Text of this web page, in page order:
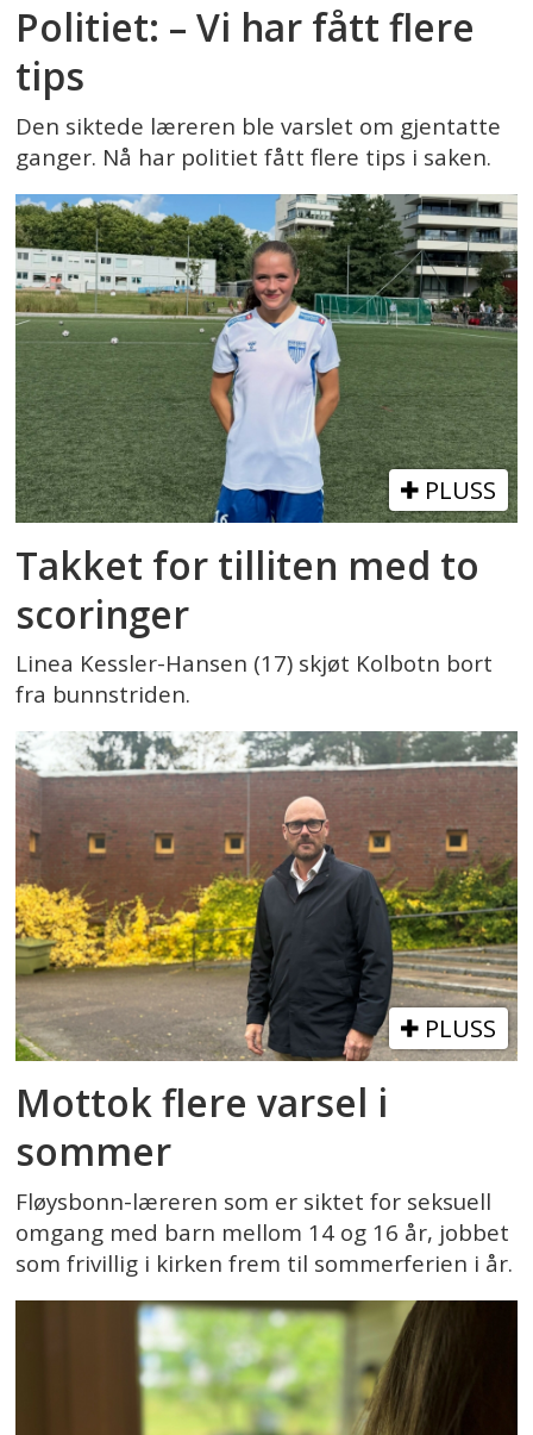
Politiet: – Vi har fått flere
tips
Den siktede læreren ble varslet om gjentatte
ganger. Nå har politiet fått flere tips i saken.
PLUSS
Takket for tilliten med to
scoringer
Linea Kessler-Hansen (17) skjøt Kolbotn bort
fra bunnstriden.
PLUSS
Mottok flere varsel i
sommer
Fløysbonn-læreren som er siktet for seksuell
omgang med barn mellom 14 og 16 år, jobbet
som frivillig i kirken frem til sommerferien i år.